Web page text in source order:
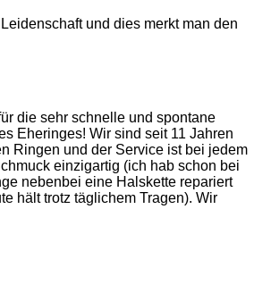
und dies merkt man den
die sehr schnelle und spontane
Eheringes! Wir sind seit 11 Jahren
Ringen und der Service ist bei jedem
einzigartig (ich hab schon bei
nebenbei eine Halskette repariert
hält trotz täglichem Tragen). Wir